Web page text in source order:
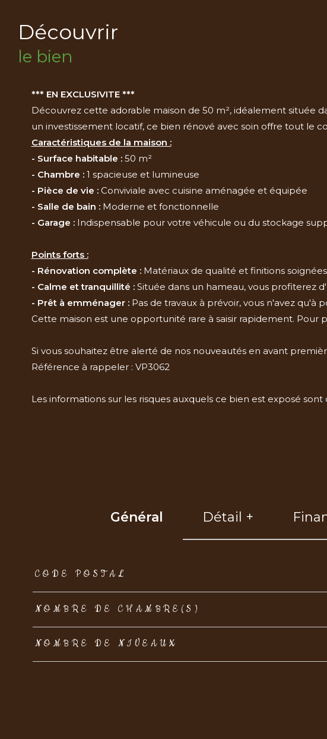
découvrir
le bien
*** EN EXCLUSIVITE ***
Découvrez cette adorable maison de 50 m², idéalement située
un investissement locatif, ce bien rénové avec soin offre tout le
Caractéristiques de la maison :
- Surface habitable :50 m²
- Chambre :1 spacieuse et lumineuse
- Pièce de vie :Conviviale avec cuisine aménagée et équipée
- Salle de bain :Moderne et fonctionnelle
- Garage :Indispensable pour votre véhicule ou du stockage
Points forts :
- Rénovation complète :Matériaux de qualité et finitions soignées
- Calme et tranquillité :Située dans un hameau, vous profiterez
- Prêt à emménager :Pas de travaux à prévoir, vous n'avez qu'à
Cette maison est une opportunité rare à saisir rapidement. Pour
Si vous souhaitez être alerté de nos nouveautés en avant
Référence à rappeler : VP3062
Les informations sur les risques auxquels ce bien est exposé sont
Général Détail +
TRAD_ZEPHYR_Caracteristique
CODE POSTAL
NOMBRE DE CHAMBRE(S)
NOMBRE DE NIVEAUX